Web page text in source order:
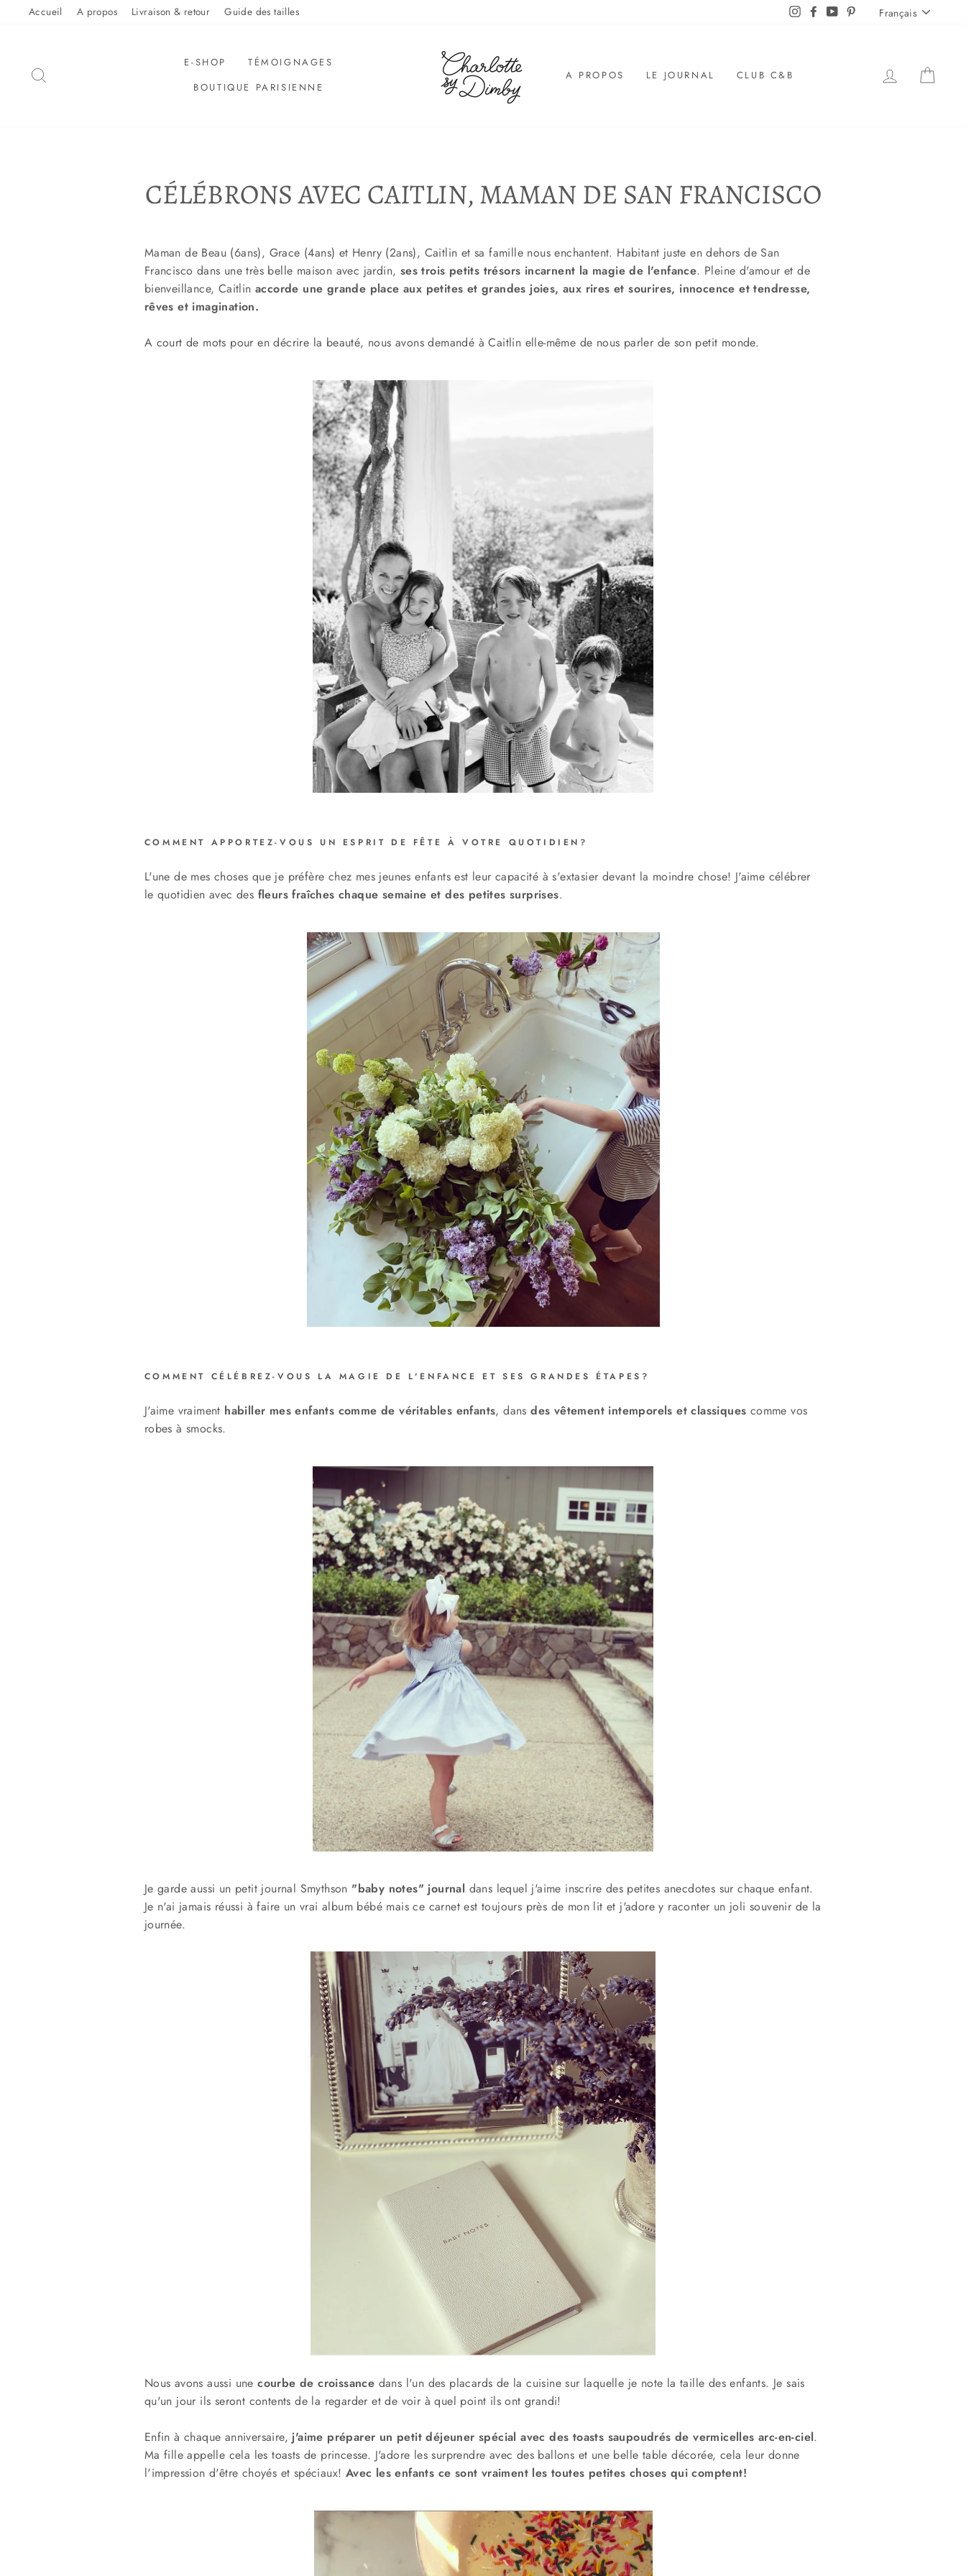
SauterAccueil A propos Livraison & retour Guide des tailles InstagramFacebookYouTubePinterestLANGUE
Français
E-SHOP
TÉMOIGNAGES
BOUTIQUE PARISIENNE
A PROPOS LE JOURNAL CLUB C&B SE LOGUER
CÉLÉBRONS AVEC CAITLIN, MAMAN DE SAN FRANCISCO
Maman de Beau (6ans), Grace (4ans) et Henry (2ans), Caitlin et sa famille nous enchantent. Habitant juste en dehors de San
Francisco dans une très belle maison avec jardin, ses trois petits trésors incarnent la magie de l'enfance. Pleine d'amour et de
bienveillance, Caitlin accorde une grande place aux petites et grandes joies, aux rires et sourires, innocence et tendresse,
rêves et imagination.
A court de mots pour en décrire la beauté, nous avons demandé à Caitlin elle-même de nous parler de son petit monde.
COMMENT APPORTEZ-VOUS UN ESPRIT DE FÊTE À VOTRE QUOTIDIEN?
L'une de mes choses que je préfère chez mes jeunes enfants est leur capacité à s'extasier devant la moindre chose! J'aime célébrer
le quotidien avec des fleurs fraîches chaque semaine et des petites surprises.
COMMENT CÉLÉBREZ-VOUS LA MAGIE DE L'ENFANCE ET SES GRANDES ÉTAPES?
J'aime vraiment habiller mes enfants comme de véritables enfants, dansdes vêtement intemporels et classiques comme vos
robes à smocks.
Je garde aussi un petit journal Smythson "baby notes" journal dans lequel j'aime inscrire des petites anecdotes sur chaque enfant.
Je n'ai jamais réussi à faire un vrai album bébé mais ce carnet est toujours près de mon lit et j'adore y raconter un joli souvenir de la
journée.
Nous avons aussi unecourbe de croissance dans l'un des placards de la cuisine sur laquelle je note la taille des enfants. Je sais
qu'un jour ils seront contents de la regarder et de voir à quel point ils ont grandi!
Enfin à chaque anniversaire, j'aime préparer un petit déjeuner spécial avec des toasts saupoudrés de vermicelles arc-en-ciel.
Ma fille appelle cela les toasts de princesse. J'adore les surprendre avec des ballons et une belle table décorée, cela leur donne
l'impression d'être choyés et spéciaux! Avec les enfants ce sont vraiment les toutes petites choses qui comptent!